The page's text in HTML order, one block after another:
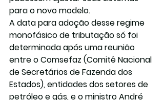
para o novo modelo.
A data para adoção desse regime
monofásico de tributação só foi
determinada após uma reunião
entre o Comsefaz (Comitê Nacional
de Secretários de Fazenda dos
Estados), entidades dos setores de
petróleo e gás, e o ministro André